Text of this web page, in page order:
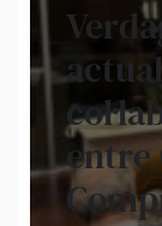
entre